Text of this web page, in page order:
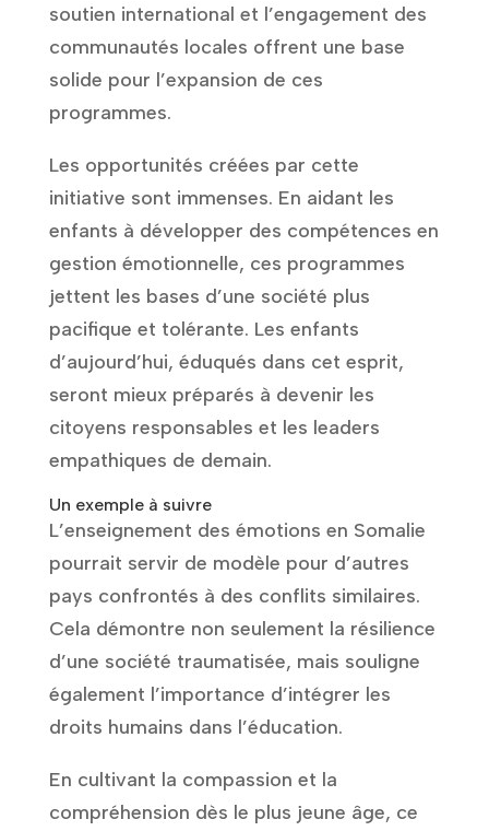
soutien international et l’engagement des
communautés locales offrent une base
solide pour l’expansion de ces
programmes.
Les opportunités créées par cette
initiative sont immenses. En aidant les
enfants à développer des compétences en
gestion émotionnelle, ces programmes
jettent les bases d’une société plus
pacifique et tolérante. Les enfants
d’aujourd’hui, éduqués dans cet esprit,
seront mieux préparés à devenir les
citoyens responsables et les leaders
empathiques de demain.
Un exemple à suivre
L’enseignement des émotions en Somalie
pourrait servir de modèle pour d’autres
pays confrontés à des conflits similaires.
Cela démontre non seulement la résilience
d’une société traumatisée, mais souligne
également l’importance d’intégrer les
droits humains dans l’éducation.
En cultivant la compassion et la
compréhension dès le plus jeune âge, ce